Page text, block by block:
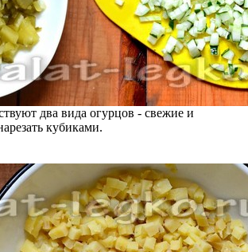
два вида огурцов - свежие и
кубиками.